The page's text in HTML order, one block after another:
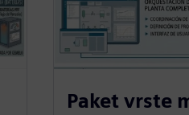
Paket vrste